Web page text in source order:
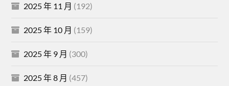
2025 年 11 月 (192)
2025 年 10 月 (159)
2025 年 9 月 (300)
2025 年 8 月 (457)